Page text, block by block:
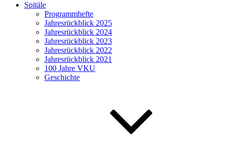
Spitäle
Programmhefte
Jahresrückblick 2025
Jahresrückblick 2024
Jahresrückblick 2023
Jahresrückblick 2022
Jahresrückblick 2021
100 Jahre VKU
Geschichte